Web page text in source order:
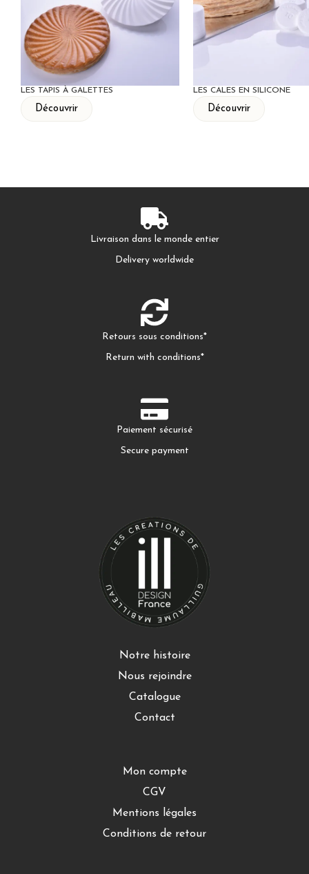
LES TAPIS À GALETTES
Découvrir
LES CALES EN SILICONE
Découvrir
Livraison dans le monde entier
Delivery worldwide
Retours sous conditions*
Return with conditions*
Paiement sécurisé
Secure payment
Notre histoire
Nous rejoindre
Catalogue
Contact
Mon compte
CGV
Mentions légales
Conditions de retour